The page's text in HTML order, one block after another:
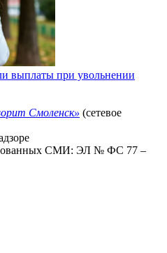
выплаты при увольнении
Смоленск» (сетевое
СМИ: ЭЛ № ФС 77 –